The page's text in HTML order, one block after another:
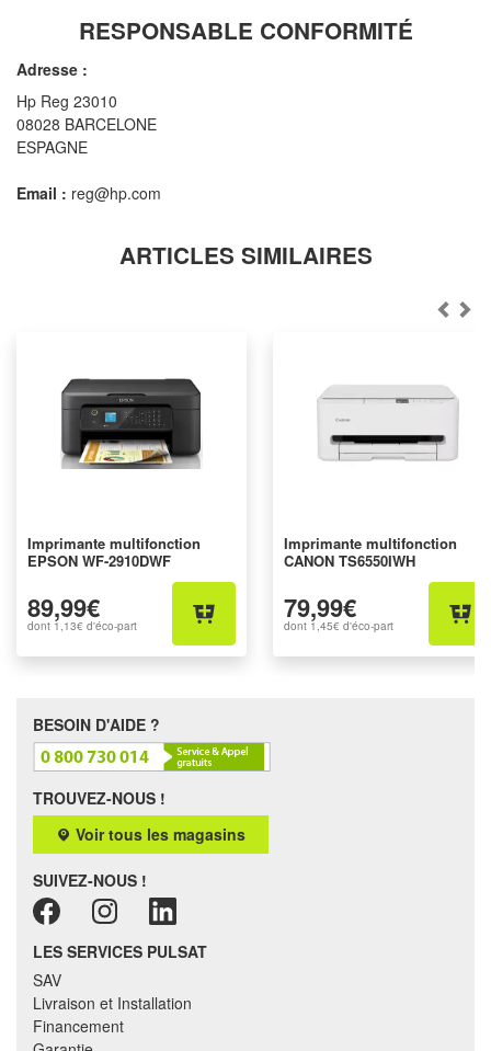
RESPONSABLE CONFORMITÉ
Adresse :
Hp Reg 23010
08028 BARCELONE
ESPAGNE
Email : reg@hp.com
ARTICLES SIMILAIRES
Imprimante multifonction
EPSON WF-2910DWF
89,99€
dont 1,13€ d'éco-part
Imprimante multifonction
CANON TS6550IWH
79,99€
dont 1,45€ d'éco-part
BESOIN D'AIDE ?
TROUVEZ-NOUS !
Voir tous les magasins
SUIVEZ-NOUS !
LES SERVICES PULSAT
SAV
Livraison et Installation
Financement